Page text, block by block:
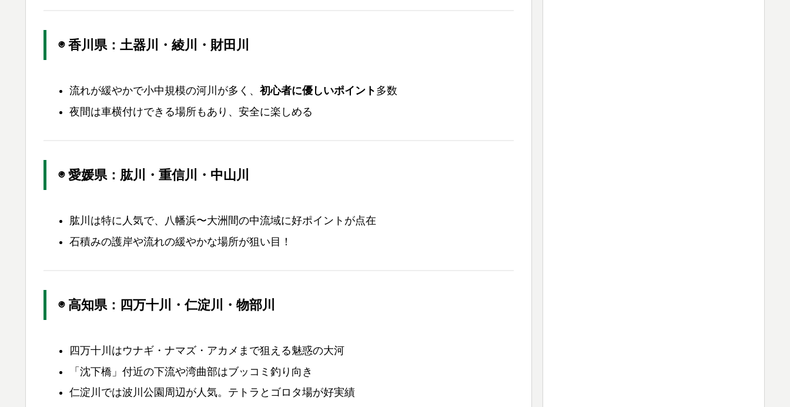
◉ 香川県：土器川・綾川・財田川
流れが緩やかで小中規模の河川が多く、 初心者に優しいポイント 多数
夜間は車横付けできる場所もあり、安全に楽しめる
◉ 愛媛県：肱川・重信川・中山川
肱川は特に人気で、八幡浜〜大洲間の中流域に好ポイントが点在
石積みの護岸や流れの緩やかな場所が狙い目！
◉ 高知県：四万十川・仁淀川・物部川
四万十川はウナギ・ナマズ・アカメまで狙える魅惑の大河
「沈下橋」付近の下流や湾曲部はブッコミ釣り向き
仁淀川では波川公園周辺が人気。テトラとゴロタ場が好実績